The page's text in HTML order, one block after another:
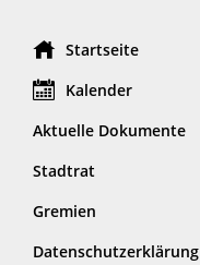
Startseite
Kalender
Aktuelle Dokumente
Stadtrat
Gremien
Datenschutzerklärung